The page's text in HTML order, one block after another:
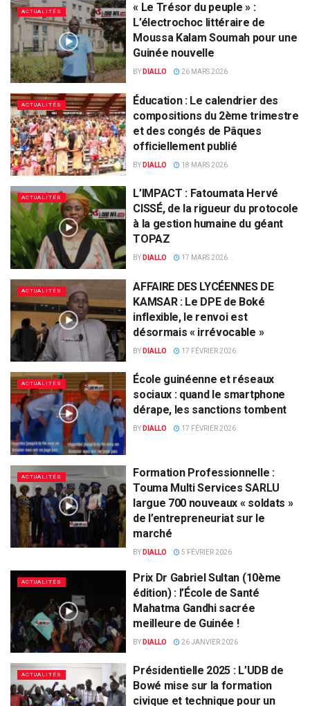
ACTUALITÉS
« Le Trésor du peuple » :
L’électrochoc littéraire de
Moussa Kalam Soumah pour une
Guinée nouvelle
BY DIALLO 26 MARS 2026
ACTUALITÉS
Éducation : Le calendrier des
compositions du 2ème trimestre
et des congés de Pâques
officiellement publié
BY DIALLO 18 MARS 2026
ACTUALITÉS
L’IMPACT : Fatoumata Hervé
CISSÉ, de la rigueur du protocole
à la gestion humaine du géant
TOPAZ
BY DIALLO 17 MARS 2026
ACTUALITÉS
AFFAIRE DES LYCÉENNES DE
KAMSAR : Le DPE de Boké
inflexible, le renvoi est
désormais « irrévocable »
BY DIALLO 17 FÉVRIER 2026
ACTUALITÉS
École guinéenne et réseaux
sociaux : quand le smartphone
dérape, les sanctions tombent
BY DIALLO 17 FÉVRIER 2026
ACTUALITÉS
Formation Professionnelle :
Touma Multi Services SARLU
largue 700 nouveaux « soldats »
de l’entrepreneuriat sur le
marché
BY DIALLO 5 FÉVRIER 2026
ACTUALITÉS
Prix Dr Gabriel Sultan (10ème
édition) : l’École de Santé
Mahatma Gandhi sacrée
meilleure de Guinée !
BY DIALLO 26 JANVIER 2026
ACTUALITÉS
Présidentielle 2025 : L’UDB de
Bowé mise sur la formation
civique et technique pour un